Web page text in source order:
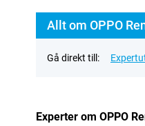
Allt om OPPO
Gå direkt till:
Experter om OPPO